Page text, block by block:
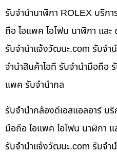
รับจำนำนาฬิกา ROLEX บริก
ถือ ไอแพค ไอโฟน นาฬิกา แล
รับจํานําแจ้งวัฒนะ.com รับจำ
จำนำสินค้าไอที รับจำนำมือถือ
แพค รับจำนำกล
รับจำนำกล้องดีเอสแอลอาร์ บ
มือถือ ไอแพค ไอโฟน นาฬิกา
รับจํานําแจ้งวัฒนะ.com รับจำ